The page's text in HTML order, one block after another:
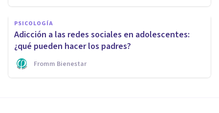
PSICOLOGÍA
Adicción a las redes sociales en adolescentes:
¿qué pueden hacer los padres?
Fromm Bienestar